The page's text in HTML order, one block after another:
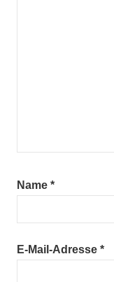
Name *
E-Mail-Adresse *